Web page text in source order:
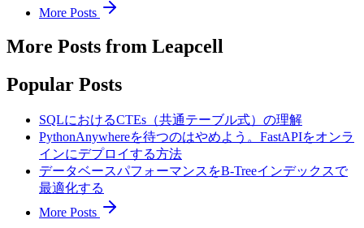
More Posts
More Posts from Leapcell
Popular Posts
SQLにおけるCTEs（共通テーブル式）の理解
PythonAnywhereを待つのはやめよう。FastAPIをオンラ
インにデプロイする方法
データベースパフォーマンスをB-Treeインデックスで
最適化する
More Posts